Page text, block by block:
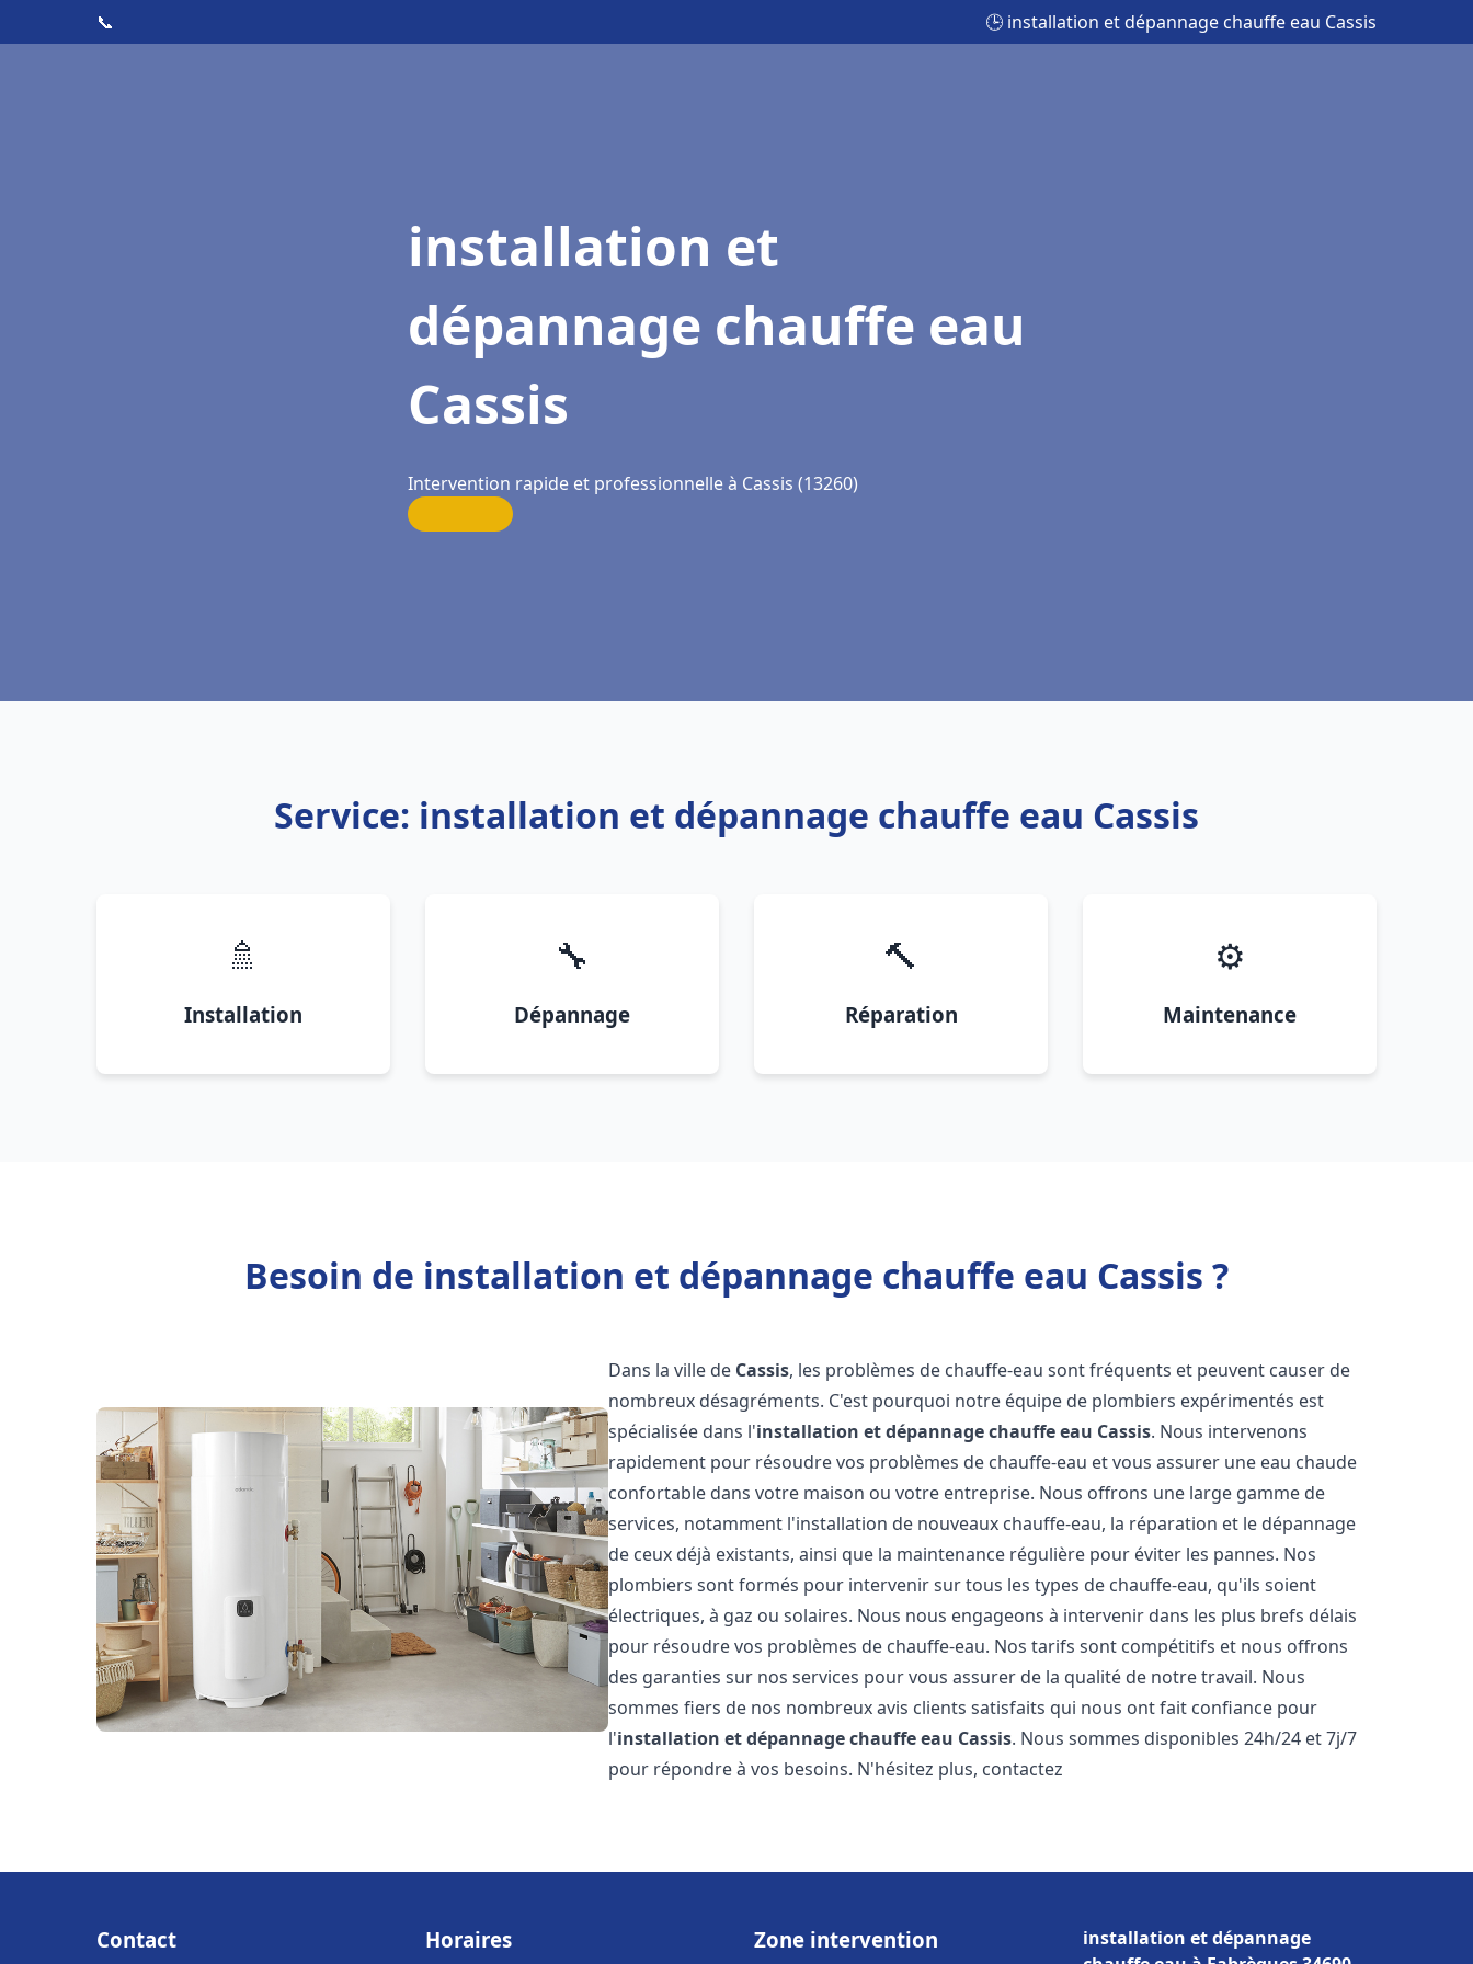
📞 🕒 installation et dépannage chauffe eau Cassis
installation et
dépannage chauffe eau
Cassis
Intervention rapide et professionnelle à Cassis (13260)
Service: installation et dépannage chauffe eau Cassis
🚿
Installation
🔧
Dépannage
🔨
Réparation
⚙️
Maintenance
Besoin de installation et dépannage chauffe eau Cassis ?
Dans la ville de Cassis, les problèmes de chauffe-eau sont fréquents et peuvent causer de
nombreux désagréments. C'est pourquoi notre équipe de plombiers expérimentés est
spécialisée dans l'installation et dépannage chauffe eau Cassis. Nous intervenons
rapidement pour résoudre vos problèmes de chauffe-eau et vous assurer une eau chaude
confortable dans votre maison ou votre entreprise. Nous offrons une large gamme de
services, notamment l'installation de nouveaux chauffe-eau, la réparation et le dépannage
de ceux déjà existants, ainsi que la maintenance régulière pour éviter les pannes. Nos
plombiers sont formés pour intervenir sur tous les types de chauffe-eau, qu'ils soient
électriques, à gaz ou solaires. Nous nous engageons à intervenir dans les plus brefs délais
pour résoudre vos problèmes de chauffe-eau. Nos tarifs sont compétitifs et nous offrons
des garanties sur nos services pour vous assurer de la qualité de notre travail. Nous
sommes fiers de nos nombreux avis clients satisfaits qui nous ont fait confiance pour
l'installation et dépannage chauffe eau Cassis. Nous sommes disponibles 24h/24 et 7j/7
pour répondre à vos besoins. N'hésitez plus, contactez
Contact Horaires Zone intervention
installation et dépannage